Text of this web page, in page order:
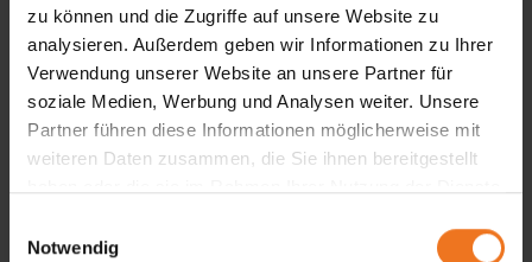
zu können und die Zugriffe auf unsere Website zu
analysieren. Außerdem geben wir Informationen zu Ihrer
Verwendung unserer Website an unsere Partner für
soziale Medien, Werbung und Analysen weiter. Unsere
Partner führen diese Informationen möglicherweise mit
weiteren Daten zusammen, die Sie ihnen bereitgestellt
Notwendig
Pergolamarkisenverbinden die Leichtigkeit
textiler Beschattung mit derStabilität fester
Konstruktionen. Im Gegensatz zu
freischwebenden Varianten werden siedurch
seitliche Führungsschienen oder Pfosten
, was eine erhöhte Windfestigkeit und